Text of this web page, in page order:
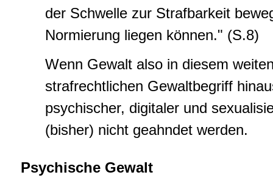
der Schwelle zur Strafbarkeit
Normierung liegen können." (S.8)
Wenn Gewalt also in diesem
strafrechtlichen Gewaltbegriff
psychischer, digitaler und
(bisher) nicht geahndet werden.
Psychische Gewalt